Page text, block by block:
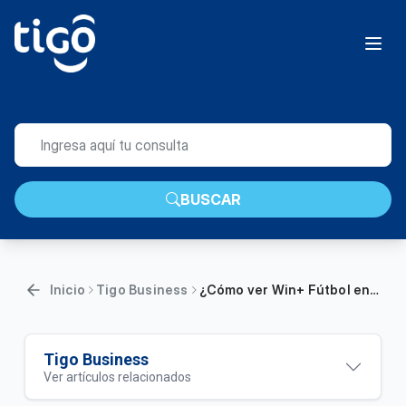
BUSCAR
Inicio Tigo Business ¿Cómo ver Win+ Fútbol en su factura Tigo? | Empresas
Tigo Business
Ver artículos relacionados